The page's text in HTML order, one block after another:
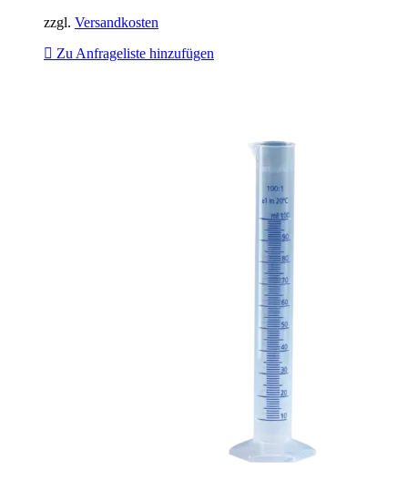
zzgl. Versandkosten
Zu Anfrageliste hinzufügen